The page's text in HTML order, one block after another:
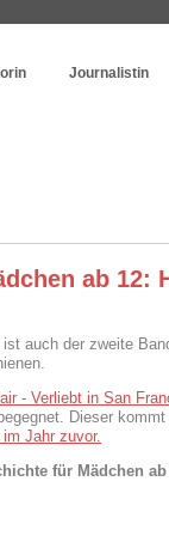
Journalistin
ab 12:
auch der zweite
- Verliebt in San
Dieser
Jahr zuvor.
für Mädchen ab